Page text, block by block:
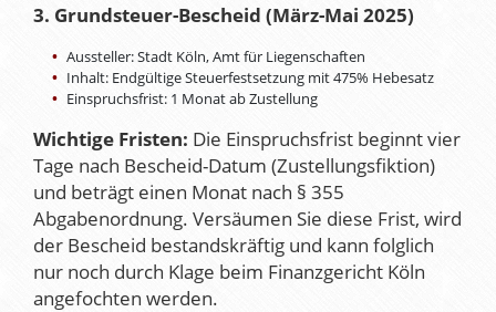
3. Grundsteuer-Bescheid (März-Mai 2025)
Aussteller: Stadt Köln, Amt für Liegenschaften
Inhalt: Endgültige Steuerfestsetzung mit 475% Hebesatz
Einspruchsfrist: 1 Monat ab Zustellung
Wichtige Fristen: Die Einspruchsfrist beginnt vier
Tage nach Bescheid-Datum (Zustellungsfiktion)
und beträgt einen Monat nach § 355
Abgabenordnung. Versäumen Sie diese Frist, wird
der Bescheid bestandskräftig und kann folglich
nur noch durch Klage beim Finanzgericht Köln
angefochten werden.